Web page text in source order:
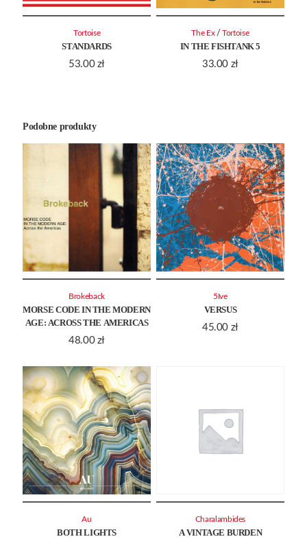
STANDARDS
53.00 zł
Tortoise
IN THE FISHTANK 5
33.00 zł
The Ex /Tortoise
Podobne produkty
MORSE CODE IN THE MODERN
AGE: ACROSS THE AMERICAS
48.00 zł
Brokeback
VERSUS
45.00 zł
5Ive
BOTH LIGHTS
Au
A VINTAGE BURDEN
Charalambides